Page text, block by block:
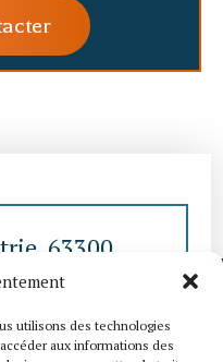
utilisons des technologies
aux informations des
63300